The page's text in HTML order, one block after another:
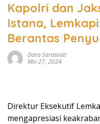
Kapolri dan
Istana,
Berantas
Dara Sarasvati
Mei 27, 2024
Direktur Eksekutif
mengapresiasi